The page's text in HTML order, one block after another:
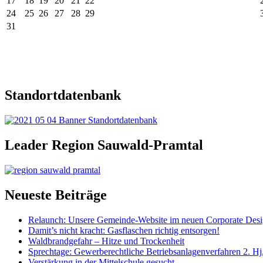
24
25 26 27 28 29
31
Standortdatenbank
Leader Region Sauwald-Pramtal
Neueste Beiträge
Relaunch: Unsere Gemeinde-Website im neuen Corporate
Damit’s nicht kracht: Gasflaschen richtig entsorgen!
Waldbrandgefahr – Hitze und Trockenheit
Sprechtage: Gewerberechtliche Betriebsanlagenverfahren 2.